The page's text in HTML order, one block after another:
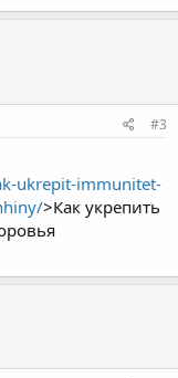
#3
ukrepit-immunitet-
>Как укрепить